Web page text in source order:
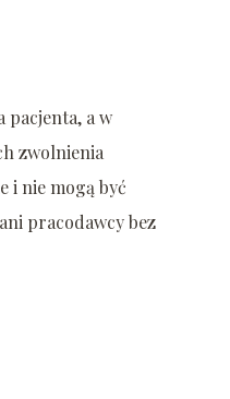
pacjenta, a w
zwolnienia
i nie mogą być
pracodawcy bez